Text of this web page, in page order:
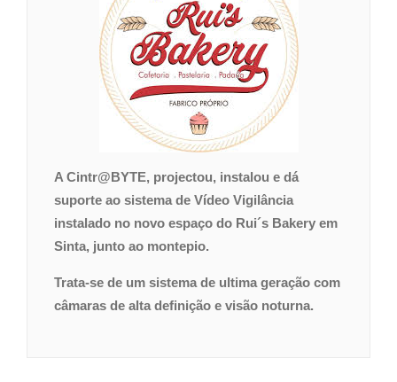
A Cintr@BYTE, projectou, instalou e dá
suporte ao sistema de Vídeo Vigilância
instalado no novo espaço do Rui´s Bakery em
Sinta, junto ao montepio.
Trata-se de um sistema de ultima geração com
câmaras de alta definição e visão noturna.